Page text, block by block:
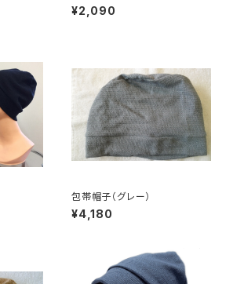
¥2,090
包帯帽子（グレー）
¥4,180